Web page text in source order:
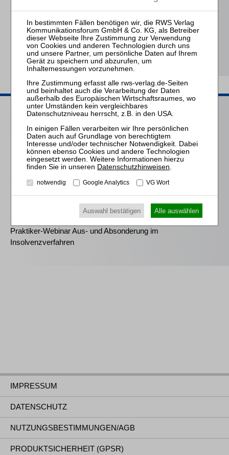
Kübler † / Bork / Prütting (Hrsg.)
HRI I – Handbuch
Restrukturierung vor der
Insolvenz
Passende Seminare
16.11.2026
Praktiker-Webinar Aus- und Absonderung im
Insolvenzverfahren
Praktiker-Webinar Aus- und Absonderung im
Insolvenzverfahren
Praktiker-Webinar Aus- und Absonderung im
Insolvenzverfahren
IMPRESSUM
DATENSCHUTZ
NUTZUNGSBESTIMMUNGEN/AGB
PRODUKTSICHERHEIT (GPSR)
Datenschutzhinweisen
notwendig Google Analytics VG Wort
Auswahl bestätigen Alle auswählen